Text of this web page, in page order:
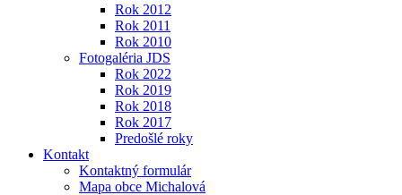
Rok 2012
Rok 2011
Rok 2010
Fotogaléria JDS
Rok 2022
Rok 2019
Rok 2018
Rok 2017
Predošlé roky
Kontakt
Kontaktný formulár
Mapa obce Michalová